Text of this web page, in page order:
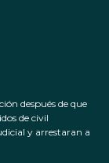
después de que
de civil
y arrestaran a